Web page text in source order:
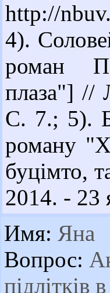
http://
4).
роман
плаза"] //
С. 7.; 5).
роману
буцімто,
2014. -
Имя: Яна
Вопрос: